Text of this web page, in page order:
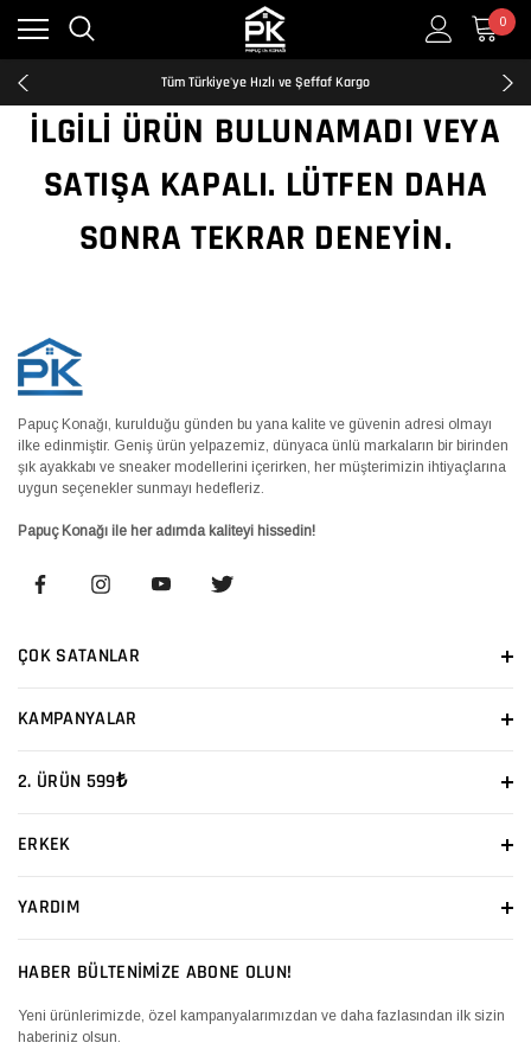
0
Kredi Kartına Taksit İmkanı
2500₺ ve Üzeri Ücretsiz Kargo
Tüm Türkiye'ye Hızlı ve Şeffaf Kargo
Kredi Kartına Taksit İmkanı
2500₺ ve Üzeri Ücretsiz Kargo
Kredi Kartına Taksit İmkanı
İLGILI ÜRÜN BULUNAMADI VEYA
SATIŞA KAPALI. LÜTFEN DAHA
SONRA TEKRAR DENEYIN.
Papuç Konağı, kurulduğu günden bu yana kalite ve güvenin adresi olmayı
ilke edinmiştir. Geniş ürün yelpazemiz, dünyaca ünlü markaların bir birinden
şık ayakkabı ve sneaker modellerini içerirken, her müşterimizin ihtiyaçlarına
uygun seçenekler sunmayı hedefleriz.
Papuç Konağı ile her adımda kaliteyi hissedin!
ÇOK SATANLAR
KAMPANYALAR
2. ÜRÜN 599₺
ERKEK
YARDIM
HABER BÜLTENİMİZE ABONE OLUN!
Yeni ürünlerimizde, özel kampanyalarımızdan ve daha fazlasından ilk sizin
haberiniz olsun.